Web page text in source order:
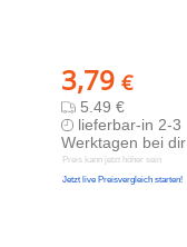
3,79 €
5.49 €
lieferbar-in 2-3
Werktagen bei dir
Preis kann jetzt höher sein
Jetzt live Preisvergleich starten!